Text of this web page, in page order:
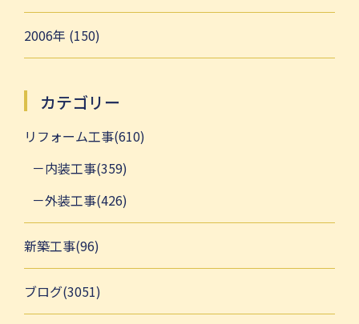
2006年 (150)
カテゴリー
リフォーム工事(610)
内装工事(359)
外装工事(426)
新築工事(96)
ブログ(3051)